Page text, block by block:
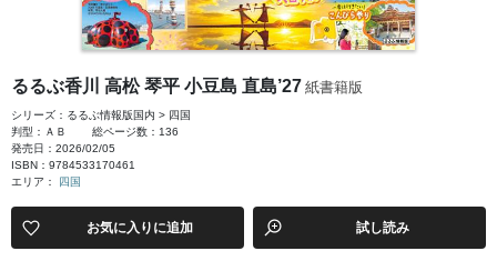
るるぶ香川 高松 琴平 小豆島 直島’27 紙書籍版
シリーズ：るるぶ情報版国内 > 四国
判型：ＡＢ
総ページ数：136
発売日：2026/02/05
ISBN：9784533170461
エリア： 四国
お気に入りに追加 試し読み